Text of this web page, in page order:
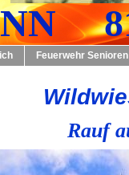
Feuerwehr Senioren
Rauf